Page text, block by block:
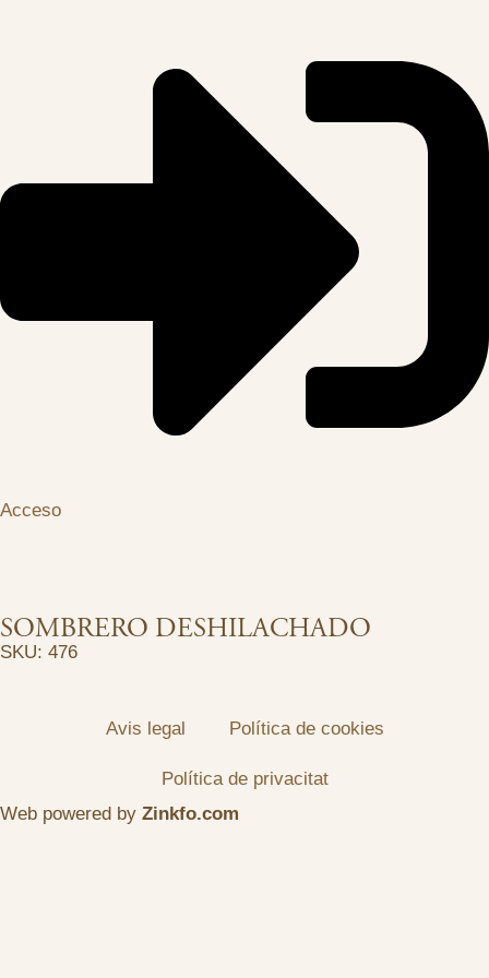
Acceso
SOMBRERO DESHILACHADO
SKU: 476
Avis legal Política de cookies
Política de privacitat
Web powered by Zinkfo.com